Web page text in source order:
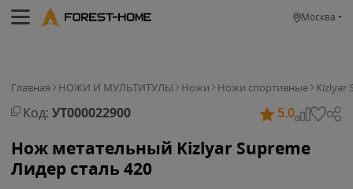
Москва
Главная НОЖИ И МУЛЬТИТУЛЫ Ножи Ножи спортивные Kizlyar
Код: УТ000022900 5.0
Нож метательный Kizlyar Supreme
Лидер сталь 420